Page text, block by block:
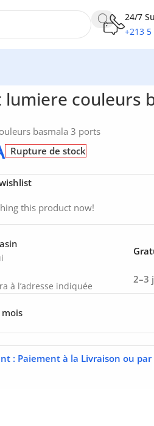
24/7
+213
lumiere couleurs
basmala 3 ports
Rupture de stock
this product now!
à l’adresse indiquée
2–3
: Paiement à la Livraison ou par